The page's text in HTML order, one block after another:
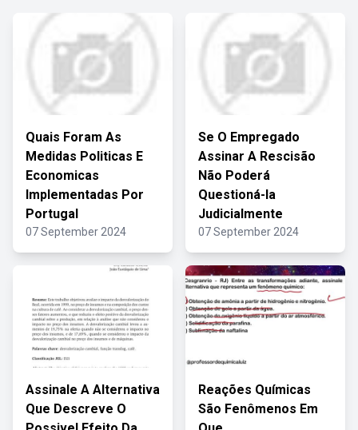
Quais Foram As
Medidas Politicas E
Economicas
Implementadas Por
Portugal
07 September 2024
Se O Empregado
Assinar A Rescisão
Não Poderá
Questioná-la
Judicialmente
07 September 2024
Assinale A Alternativa
Que Descreve O
Reações Químicas
São Fenômenos Em